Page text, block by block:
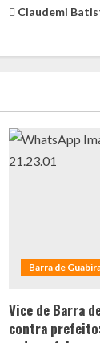
Claudemi
Barra de
Vice de Barra
contra